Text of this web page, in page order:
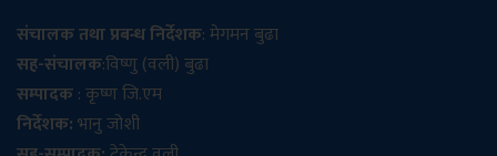
संचालक तथा प्रबन्ध निर्देशक: मेगमन बुढा
सह-संचालक:विष्णु (वली) बुढा
सम्पादक: कृष्ण जि.एम
निर्देशक:भानु जोशी